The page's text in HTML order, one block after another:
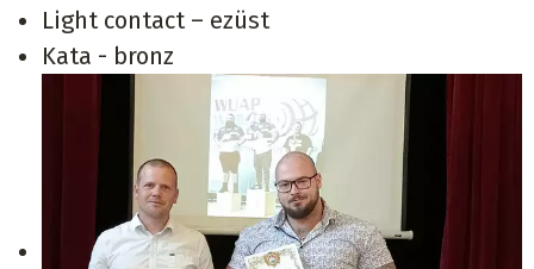
Light contact – ezüst
Kata - bronz